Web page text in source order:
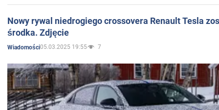
Nowy rywal niedrogiego crossovera Renault Tesla
środka. Zdjęcie
Wiadomości05.03.2025 19:55 7